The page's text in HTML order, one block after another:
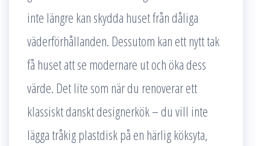
inte längre kan skydda huset från dåliga
väderförhållanden. Dessutom kan ett nytt tak
få huset att se modernare ut och öka dess
värde. Det lite som när du renoverar ett
klassiskt danskt designerkök – du vill inte
lägga tråkig plastdisk på en härlig köksyta,